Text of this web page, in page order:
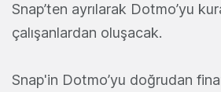
Snap’ten ayrılarak Dotmo’yu
çalışanlardan oluşacak.
Snap'in Dotmo’yu doğrudan